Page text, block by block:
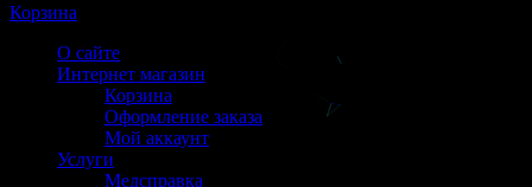
Корзина
О сайте
Интернет магазин
Корзина
Оформление заказа
Мой аккаунт
Услуги
Медсправка